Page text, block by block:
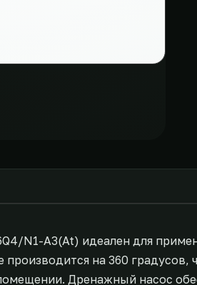
N1-A3(At) идеален для
на 360 градусов,
Дренажный насос